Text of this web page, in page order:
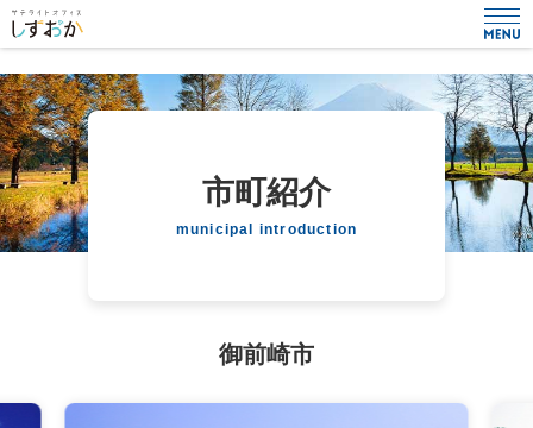
市町紹介
municipal introduction
御前崎市